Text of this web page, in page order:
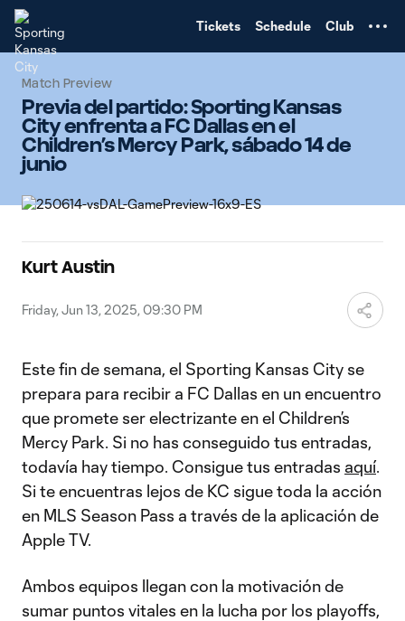
Tickets Schedule Club
Match Preview
Previa del partido: Sporting Kansas
City enfrenta a FC Dallas en el
Children’s Mercy Park, sábado 14 de
junio
Kurt Austin
Friday, Jun 13, 2025, 09:30 PM
Este fin de semana, el Sporting Kansas City se
prepara para recibir a FC Dallas en un encuentro
que promete ser electrizante en el Children’s
Mercy Park. Si no has conseguido tus entradas,
todavía hay tiempo. Consigue tus entradas aquí.
Si te encuentras lejos de KC sigue toda la acción
en MLS Season Pass a través de la aplicación de
Apple TV.
Ambos equipos llegan con la motivación de
sumar puntos vitales en la lucha por los playoffs,